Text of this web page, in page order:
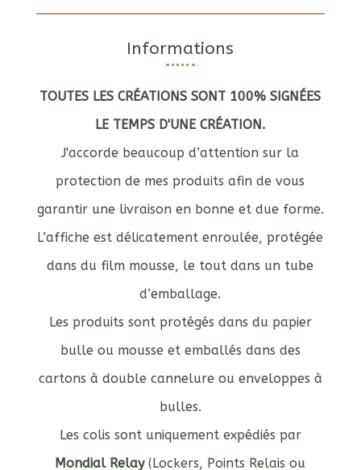
Informations
TOUTES LES CRÉATIONS SONT 100% SIGNÉES
LE TEMPS D'UNE CRÉATION.
J'accorde beaucoup d’attention sur la
protection de mes produits afin de vous
garantir une livraison en bonne et due forme.
L’affiche est délicatement enroulée, protégée
dans du film mousse, le tout dans un tube
d’emballage.
Les produits sont protégés dans du papier
bulle ou mousse et emballés dans des
cartons à double cannelure ou enveloppes à
bulles.
Les colis sont uniquement expédiés par
Mondial Relay(Lockers, Points Relais ou